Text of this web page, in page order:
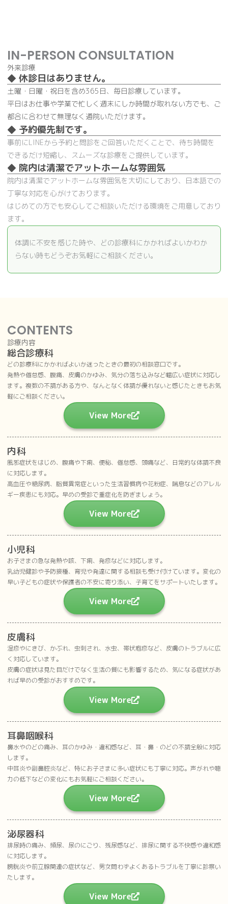
IN-PERSON CONSULTATION
外来診療
◆ 休診日はありません。
土曜・日曜・祝日を含め365日、毎日診療しています。
平日はお仕事や学業で忙しく週末にしか時間が取れない方でも、ご
都合に合わせて無理なく通院いただけます。
◆ 予約優先制です。
事前にLINEから予約と問診をご回答いただくことで、待ち時間を
できるだけ短縮し、スムーズな診療をご提供しています。
◆ 院内は清潔でアットホームな雰囲気
院内は清潔でアットホームな雰囲気を大切にしており、日本語での
丁寧な対応を心がけております。
はじめての方でも安心してご相談いただける環境をご用意しており
ます。
体調に不安を感じた時や、どの診療科にかかればよいかわか
らない時もどうぞお気軽にご相談ください。
CONTENTS
診療内容
総合診療科
どの診療科にかかればよいか迷ったときの最初の相談窓口です。
発熱や倦怠感、腹痛、皮膚のかゆみ、気分の落ち込みなど幅広い症状に対応し
ます。複数の不調がある方や、なんとなく体調が優れないと感じたときもお気
軽にご相談ください。
View More
内科
風邪症状をはじめ、腹痛や下痢、便秘、倦怠感、頭痛など、日常的な体調不良
に対応します。
高血圧や糖尿病、脂質異常症といった生活習慣病や花粉症、喘息などのアレル
ギー疾患にも対応。早めの受診で重症化を防ぎましょう。
View More
小児科
お子さまの急な発熱や咳、下痢、発疹などに対応します。
乳幼児健診や予防接種、育児や発達に関する相談も受け付けています。変化の
早い子どもの症状や保護者の不安に寄り添い、子育てをサポートいたします。
View More
皮膚科
湿疹やにきび、かぶれ、虫刺され、水虫、帯状疱疹など、皮膚のトラブルに広
く対応しています。
皮膚の症状は見た目だけでなく生活の質にも影響するため、気になる症状があ
れば早めの受診がおすすめです。
View More
耳鼻咽喉科
鼻水やのどの痛み、耳のかゆみ・違和感など、耳・鼻・のどの不調全般に対応
します。
中耳炎や副鼻腔炎など、特にお子さまに多い症状にも丁寧に対応。声がれや聴
力の低下などの変化にもお気軽にご相談ください。
View More
泌尿器科
排尿時の痛み、頻尿、尿のにごり、残尿感など、排尿に関する不快感や違和感
に対応します。
膀胱炎や前立腺関連の症状など、男女問わずよくあるトラブルを丁寧に診察い
たします。
View More